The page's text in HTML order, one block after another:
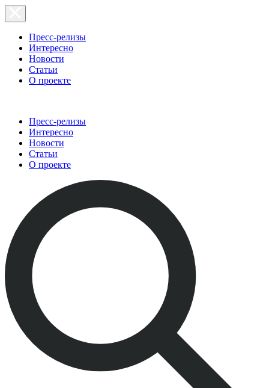
Пресс-релизы
Интересно
Новости
Статьи
О проекте
Пресс-релизы
Интересно
Новости
Статьи
О проекте